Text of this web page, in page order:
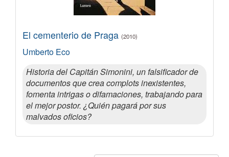
El cementerio de Praga (2010)
Umberto Eco
Historia del Capitán Simonini, un falsificador de
documentos que crea complots inexistentes,
fomenta intrigas o difamaciones, trabajando para
el mejor postor. ¿Quién pagará por sus
malvados oficios?